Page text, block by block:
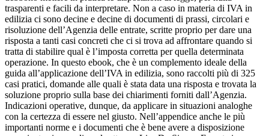
trasparenti e facili da interpretare. Non a caso in materia di IVA in
edilizia ci sono decine e decine di documenti di prassi, circolari e
risoluzione dell’Agenzia delle entrate, scritte proprio per dare una
risposta a tanti casi concreti che ci si trova ad affrontare quando si
tratta di stabilire qual è l’imposta corretta per quella determinata
operazione. In questo ebook, che è un complemento ideale della
guida all’applicazione dell’IVA in edilizia, sono raccolti più di 325
casi pratici, domande alle quali è stata data una risposta e trovata la
soluzione proprio sulla base dei chiarimenti forniti dall’Agenzia.
Indicazioni operative, dunque, da applicare in situazioni analoghe
con la certezza di essere nel giusto. Nell’appendice anche le più
importanti norme e i documenti che è bene avere a disposizione